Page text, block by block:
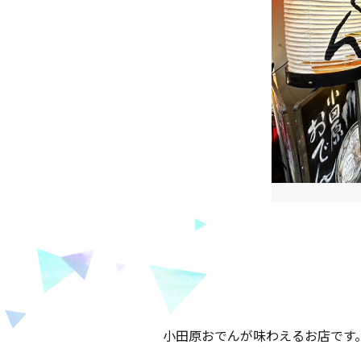
小田原おでんが味わえるお店です